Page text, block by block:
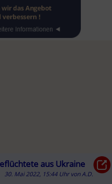
aus Ukraine
30. Mai 2022, 15:44 Uhr vonA.D.